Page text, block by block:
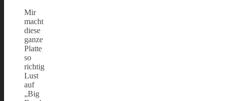
Mir
macht
diese
ganze
Platte
so
richtig
Lust
auf
„Big